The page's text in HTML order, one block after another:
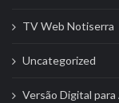
TV Web Notiserra
Uncategorized
Versão Digital